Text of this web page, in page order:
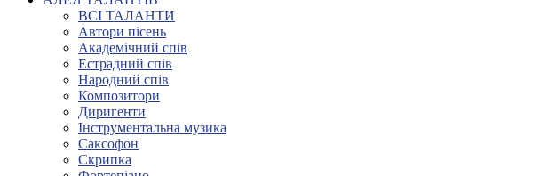
ВСІ ТАЛАНТИ
Автори пісень
Академічний спів
Естрадний спів
Народний спів
Композитори
Диригенти
Інструментальна музика
Саксофон
Скрипка